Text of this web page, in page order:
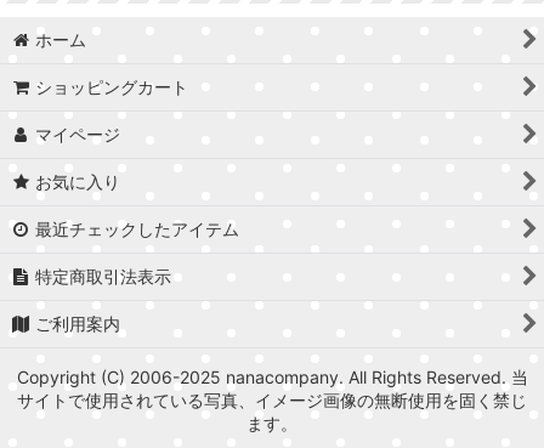
ホーム
ショッピングカート
マイページ
お気に入り
最近チェックしたアイテム
特定商取引法表示
ご利用案内
Copyright (C) 2006-2025 nanacompany. All Rights Reserved. 当
サイトで使用されている写真、イメージ画像の無断使用を固く禁じ
ます。